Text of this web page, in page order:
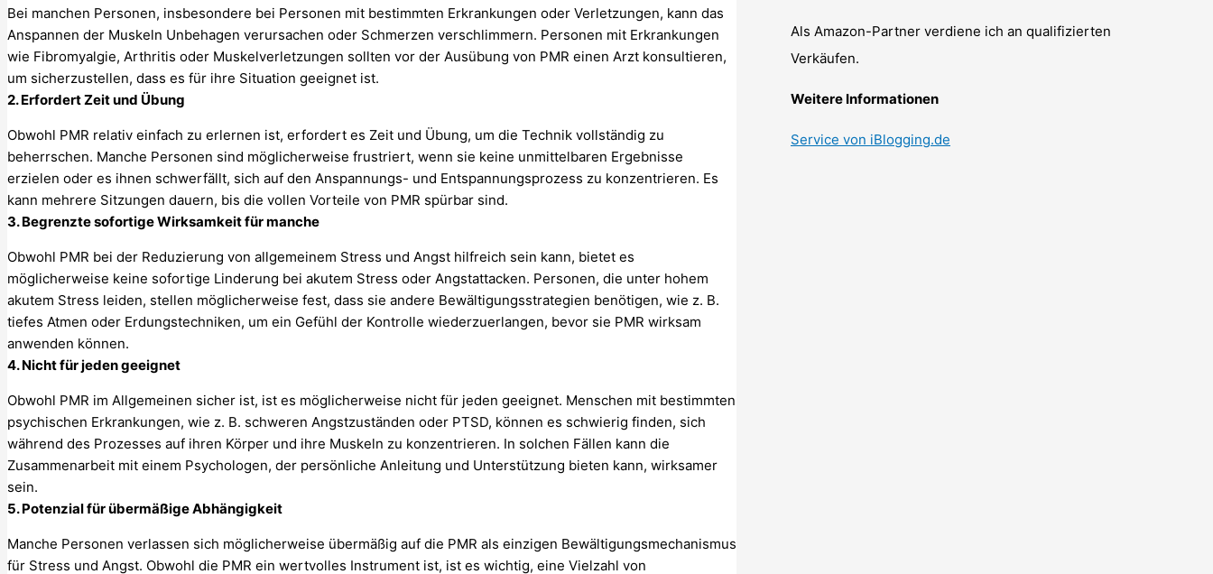
Bei manchen Personen, insbesondere bei Personen mit bestimmten Erkrankungen oder Verletzungen, kann das
Anspannen der Muskeln Unbehagen verursachen oder Schmerzen verschlimmern. Personen mit Erkrankungen
wie Fibromyalgie, Arthritis oder Muskelverletzungen sollten vor der Ausübung von PMR einen Arzt konsultieren,
um sicherzustellen, dass es für ihre Situation geeignet ist.
2. Erfordert Zeit und Übung
Obwohl PMR relativ einfach zu erlernen ist, erfordert es Zeit und Übung, um die Technik vollständig zu
beherrschen. Manche Personen sind möglicherweise frustriert, wenn sie keine unmittelbaren Ergebnisse
erzielen oder es ihnen schwerfällt, sich auf den Anspannungs- und Entspannungsprozess zu konzentrieren. Es
kann mehrere Sitzungen dauern, bis die vollen Vorteile von PMR spürbar sind.
3. Begrenzte sofortige Wirksamkeit für manche
Obwohl PMR bei der Reduzierung von allgemeinem Stress und Angst hilfreich sein kann, bietet es
möglicherweise keine sofortige Linderung bei akutem Stress oder Angstattacken. Personen, die unter hohem
akutem Stress leiden, stellen möglicherweise fest, dass sie andere Bewältigungsstrategien benötigen, wie z. B.
tiefes Atmen oder Erdungstechniken, um ein Gefühl der Kontrolle wiederzuerlangen, bevor sie PMR wirksam
anwenden können.
4. Nicht für jeden geeignet
Obwohl PMR im Allgemeinen sicher ist, ist es möglicherweise nicht für jeden geeignet. Menschen mit bestimmten
psychischen Erkrankungen, wie z. B. schweren Angstzuständen oder PTSD, können es schwierig finden, sich
während des Prozesses auf ihren Körper und ihre Muskeln zu konzentrieren. In solchen Fällen kann die
Zusammenarbeit mit einem Psychologen, der persönliche Anleitung und Unterstützung bieten kann, wirksamer
sein.
5. Potenzial für übermäßige Abhängigkeit
Manche Personen verlassen sich möglicherweise übermäßig auf die PMR als einzigen Bewältigungsmechanismus
für Stress und Angst. Obwohl die PMR ein wertvolles Instrument ist, ist es wichtig, eine Vielzahl von
Als Amazon-Partner verdiene ich an qualifizierten
Verkäufen.
Weitere Informationen
Service von iBlogging.de